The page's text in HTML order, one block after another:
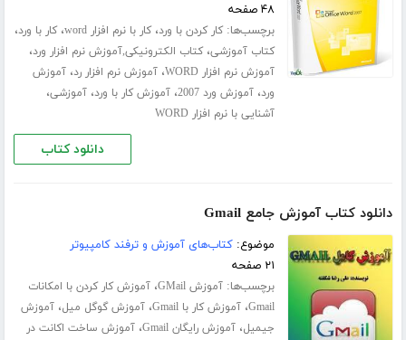
۴۸ صفحه
برچسب‌ها:کار کردن با ورد،کار با نرم افزار word ،کار با ورد،
کتاب آموزشی،کتاب الکترونیکی,آموزش نرم افزار ورد،
آموزش نرم افزار WORD ،آموزش نرم افزار رد،آموزش
ورد،آموزش ورد 2007 ،آموزش کار با ورد،آموزشی،
آشنایی با نرم افزار WORD
دانلود کتاب
دانلود کتاب آموزش جامع Gmail
موضوع:کتاب‌های آموزش و ترفند کامپیوتر
۲۱ صفحه
برچسب‌ها:آموزش GMail ،آموزش کار کردن با امکانات
Gmail،آموزش کار با Gmail ،آموزش گوگل میل،آموزش
جیمیل،آموزش رایگان Gmail ،آموزش ساخت اکانت در